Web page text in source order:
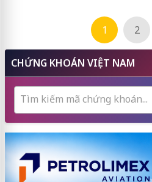
1 2
CHỨNG KHOÁN VIỆT NAM
Tìm kiếm mã chứng khoán...